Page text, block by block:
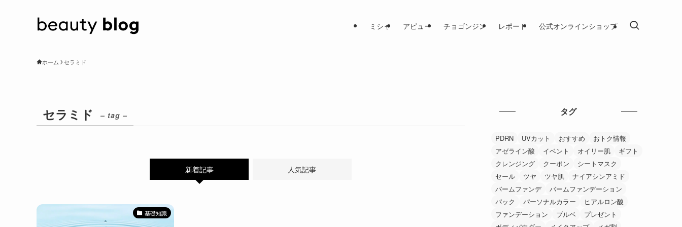
ミシャ アピュー チョゴンジン レポート 公式オンラインショップ
ホーム セラミド
セラミド – tag –
新着記事 人気記事
基礎知識
タグ
PDRN UVカット おすすめ
おトク情報
アゼライン酸
イベント オイリー肌
ギフト
クレンジング
クーポン
シートマスク
セール
ツヤ ツヤ肌
ナイアシンアミド
バームファンデ
バームファンデーション
パック
パーソナルカラー
ヒアルロン酸
ファンデーション
ブルベ
プレゼント